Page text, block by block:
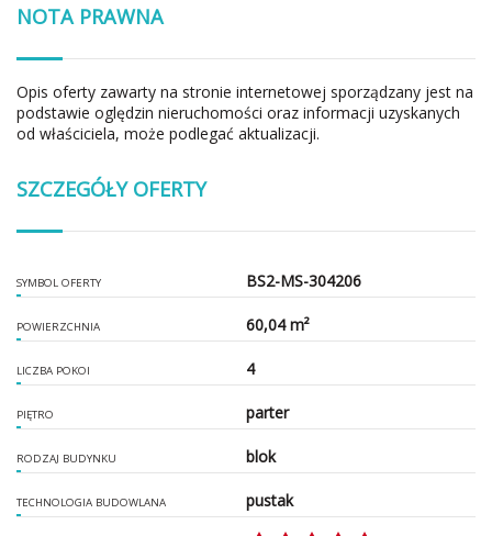
NOTA PRAWNA
Opis oferty zawarty na stronie internetowej sporządzany jest na
podstawie oględzin nieruchomości oraz informacji uzyskanych
od właściciela, może podlegać aktualizacji.
SZCZEGÓŁY OFERTY
SYMBOL OFERTY BS2-MS-304206
POWIERZCHNIA 60,04 m²
LICZBA POKOI 4
PIĘTRO parter
RODZAJ BUDYNKU blok
TECHNOLOGIA BUDOWLANA pustak